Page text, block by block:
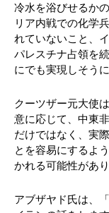
冷水を浴びせるか
リア内戦での化学
れていないこと、
パレスチナ占領を
にでも実現しそう
クーツザー元大使
意に応じて、中東
だけではなく、実
とを容易にするよ
かれる可能性があ
アブザヤド氏は、